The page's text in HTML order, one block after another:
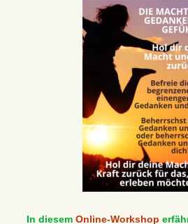
In diesem Online-Workshop